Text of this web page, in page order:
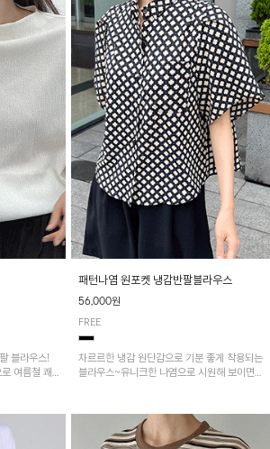
블라우스!
여름철 쾌
패턴나염 원포켓 냉감반팔블라우스
56,000원
FREE
차르르한 냉감 원단감으로 기분 좋게 착용되는
블라우스~유니크한 나염으로 시원해 보이면